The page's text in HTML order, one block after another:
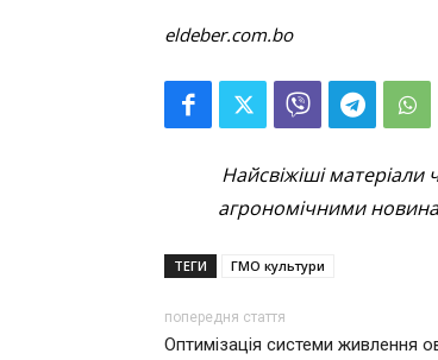
Найсвіжіші матеріали
агрономічними
ТЕГИ ГМО культури
попередня стаття
Оптимізація системи живлення